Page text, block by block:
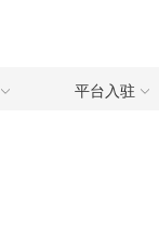
平台入驻